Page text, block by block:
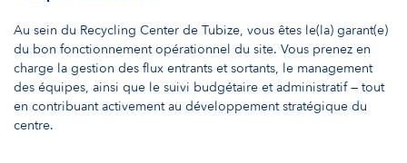
Au sein du Recycling Center de Tubize, vous êtes le(la) garant(e)
du bon fonctionnement opérationnel du site. Vous prenez en
charge la gestion des flux entrants et sortants, le management
des équipes, ainsi que le suivi budgétaire et administratif — tout
en contribuant activement au développement stratégique du
centre.